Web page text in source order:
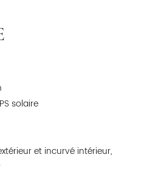
solaire
et incurvé intérieur,